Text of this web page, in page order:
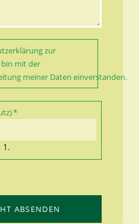
zur
mit der
meiner Daten einverstanden.
*
1.
ABSENDEN